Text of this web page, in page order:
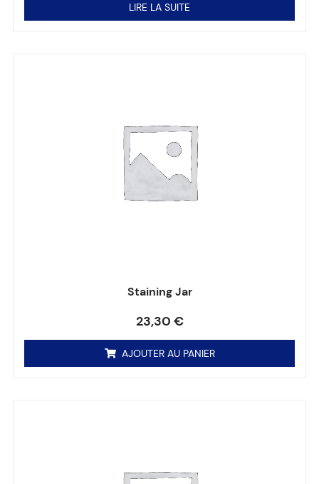
LIRE LA SUITE
Staining Jar
23,30 €
AJOUTER AU PANIER